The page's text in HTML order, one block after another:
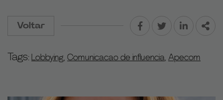
Voltar
Facebook
TwitterLinkedIn
Tags: Lobbying, Comunicacao de influencia, Apecom